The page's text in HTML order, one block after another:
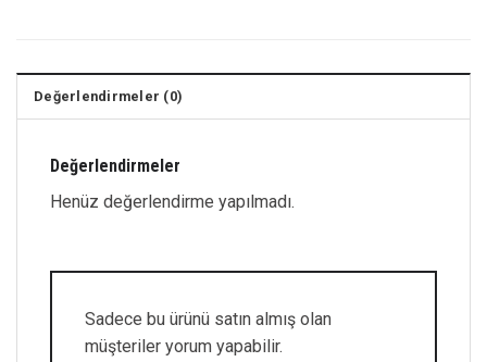
Değerlendirmeler (0)
Değerlendirmeler
Henüz değerlendirme yapılmadı.
Sadece bu ürünü satın almış olan
müşteriler yorum yapabilir.